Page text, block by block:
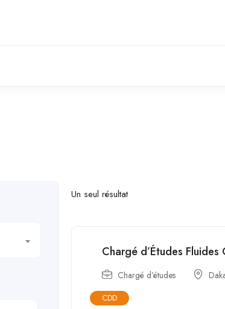
Un seul résultat
Chargé d’Études
Chargé d’études
CDD